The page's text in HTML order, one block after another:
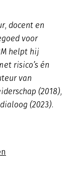
docent en
voor
helpt hij
risico’s én
van
(2018),
(2023).